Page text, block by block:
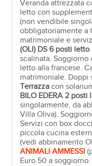
Veranda attrezzata
letto con
(non vendibile
obbligatoriamente a
matrimoniale e
(OLI) DS 6 posti letto
scalinata.
letto alla francese.
matrimoniale. Doppi
Terrazza con
BILO EDERA 2 posti
singolarmente, da
Villa Oliva).
Servizi con box
piccola cucina
(vedi abbinamento
ANIMALI AMMESSI
Euro 50 a soggiorno.